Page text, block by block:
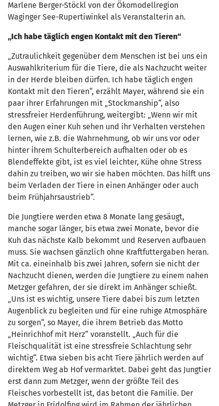
Marlene Berger-Stöckl von der Ökomodellregion
Waginger See-Rupertiwinkel als Veranstalterin an.
„Ich habe täglich engen Kontakt mit den Tieren“
„Zutraulichkeit gegenüber dem Menschen ist bei uns ein
Auswahlkriterium für die Tiere, die als Nachzucht weiter
in der Herde bleiben dürfen. Ich habe täglich engen
Kontakt mit den Tieren“, erzählt Mayer, während sie ein
paar ihrer Erfahrungen mit „Stockmanship“, also
stressfreier Herdenführung, weitergibt: „Wenn wir mit
den Augen einer Kuh sehen und ihr Verhalten verstehen
lernen, wie z.B. die Wahrnehmung, ob wir uns vor oder
hinter ihrem Schulterbereich aufhalten oder ob es
Blendeffekte gibt, ist es viel leichter, Kühe ohne Stress
dahin zu treiben, wo wir sie haben möchten. Das hilft uns
beim Verladen der Tiere in einen Anhänger oder auch
beim Frühjahrsaustrieb“.
Die Jungtiere werden etwa 8 Monate lang gesäugt,
manche sogar länger, bis etwa zwei Monate, bevor die
Kuh das nächste Kalb bekommt und Reserven aufbauen
muss. Sie wachsen gänzlich ohne Kraftfuttergaben heran.
Mit ca. eineinhalb bis zwei Jahren, sofern sie nicht der
Nachzucht dienen, werden die Jungtiere zu einem nahen
Metzger gefahren, der sie direkt im Anhänger schießt.
„Uns ist es wichtig, unsere Tiere dabei bis zum letzten
Augenblick zu begleiten und für eine ruhige Atmosphäre
zu sorgen“, so Mayer, die ihrem Betrieb das Motto
„Heinrichhof mit Herz“ voranstellt. „Auch für die
Fleischqualität ist eine stressfreie Schlachtung sehr
wichtig“. Etwa sieben bis acht Tiere jährlich werden auf
direktem Weg ab Hof vermarktet. Dabei geht das Jungtier
erst dann zum Metzger, wenn der größte Teil des
Fleisches vorbestellt ist, das betont die Familie. Der